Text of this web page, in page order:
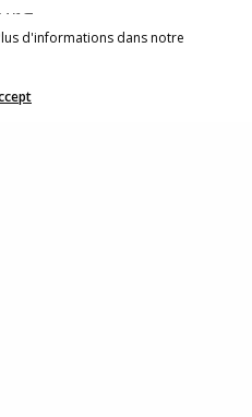
d'informations dans notre